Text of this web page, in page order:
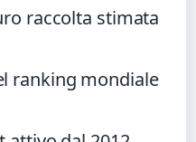
raccolta stimata
ranking mondiale